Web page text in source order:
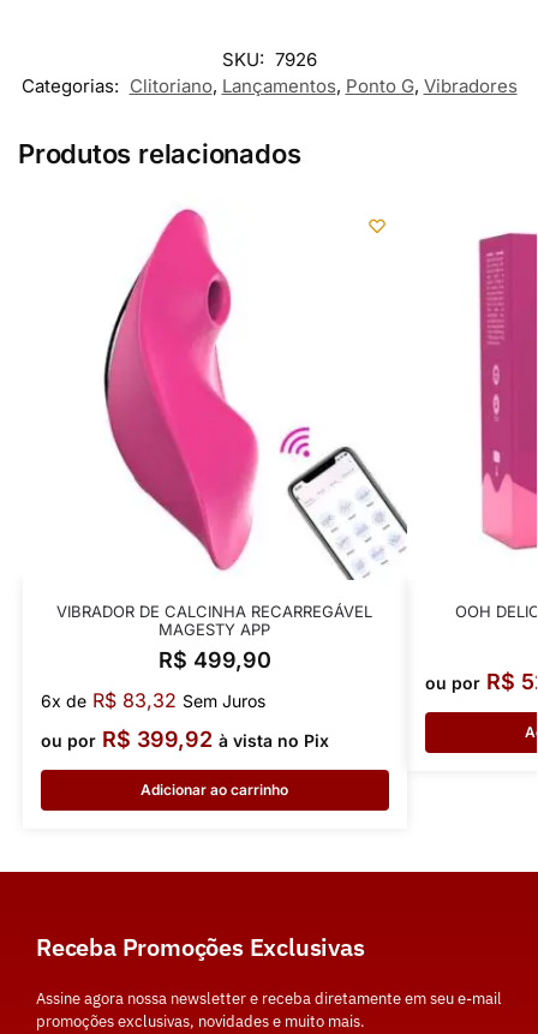
SKU: 7926
Categorias: Clitoriano, Lançamentos, Ponto G, Vibradores
Produtos relacionados
VIBRADOR DE CALCINHA RECARREGÁVEL
MAGESTY APP
R$ 499,90
6x de R$83,32 Sem Juros
ou por R$ 399,92 à vista no Pix
Adicionar ao carrinho
OOH
ou por R$
Receba Promoções Exclusivas
Assine agora nossa newsletter e receba diretamente em seu e-mail
promoções exclusivas, novidades e muito mais.